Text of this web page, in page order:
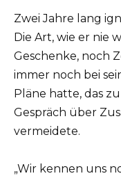
Zwei Jahre lang
Die Art, wie er nie
Geschenke, noch
immer noch bei
Pläne hatte, das
Gespräch über
vermeidete.
„Wir kennen uns